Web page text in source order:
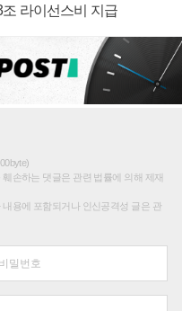
조 라이선스비 지급
손하는 댓글은 관련 법률에 의해 제재
용에 포함되거나 인신공격성 글은 관